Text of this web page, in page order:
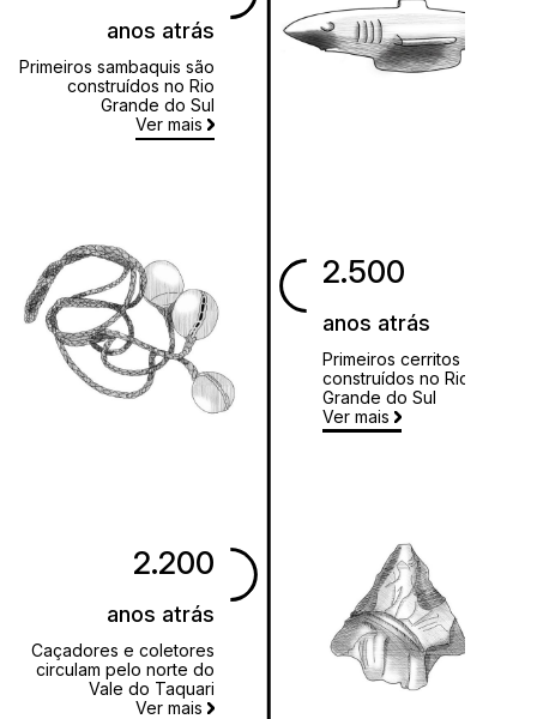
Primeiros sambaquis são
construídos no Rio
Grande do Sul
Ver mais
anos atrás
Primeiros cerritos são
construídos no Rio
Grande do Sul
Ver mais
2.500
anos atrás
Caçadores e coletores
circulam pelo norte do
Vale do Taquari
Ver mais
2.200
anos atrás